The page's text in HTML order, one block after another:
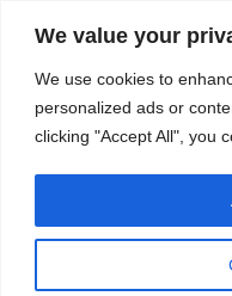
We value your
We use cookies to
personalized ads or
clicking "Accept All", you
contenuto
6